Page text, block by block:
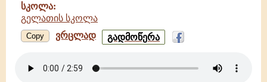
სკოლა:
გელათის სკოლა
Copy ვრცლად საშოთ
მტიებისა
ანჩისხატი
გადმოწერა